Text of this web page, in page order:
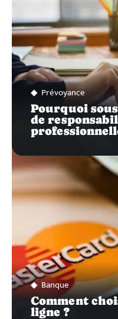
Prévoyance
Pourquoi
de
Banque
Comment
ligne ?